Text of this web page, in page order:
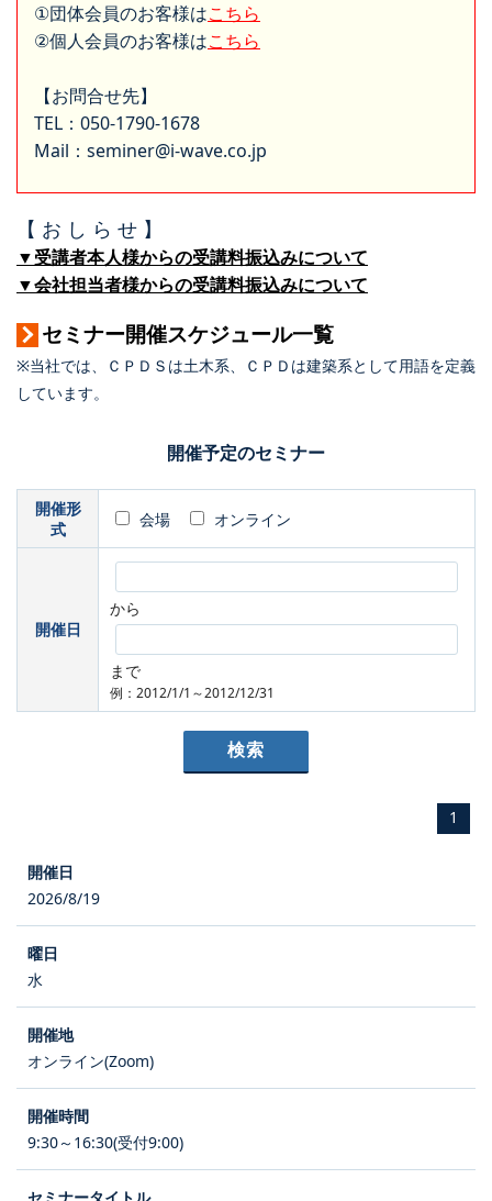
①団体会員のお客様はこちら
②個人会員のお客様はこちら
【お問合せ先】
TEL：050-1790-1678
Mail：seminer@i-wave.co.jp
【 お し ら せ 】
▼受講者本人様からの受講料振込みについて
▼会社担当者様からの受講料振込みについて
セミナー開催スケジュール一覧
※当社では、ＣＰＤＳは土木系、ＣＰＤは建築系として用語を定義
しています。
開催予定のセミナー
開催形
式
会場 オンライン
開催日
から
まで
例：2012/1/1～2012/12/31
1
2026/8/19
水
オンライン(Zoom)
9:30～16:30(受付9:00)